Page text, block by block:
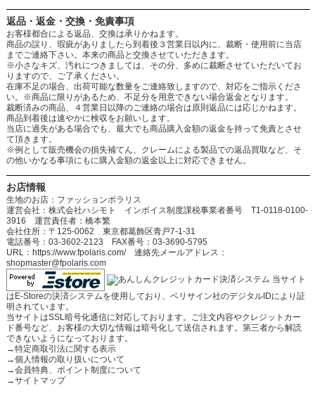
返品・返金・交換・免責事項
お客様都合による返品、交換は承りかねます。
商品の誤り、瑕疵がありましたら到着後３営業日以内に、裁断・使用前に当店
までご連絡下さい。本来の商品と交換させていただきます。
※小さなキズ、汚れにつきましては、その分、多めに裁断させていただいてお
りますので、ご了承ください。
在庫不足の場合、出荷可能な数量をご連絡致しますので、対応をご指示くださ
い。※商品に限りがあるため、不足分を用意できない場合返金となります。
裁断済みの商品、４営業日以降のご連絡の場合は原則返品には応じかねます。
商品到着後は速やかに検収をお願いします。
当店に過失がある場合でも、最大でも商品購入金額の返金を持って免責とさせ
て頂きます。
※例として販売機会の損失補てん、クレームによる製品での返品買取など、そ
の他いかなる事項にもに購入金額の返金以上に対応できません。
お店情報
生地のお店：ファッションポラリス
運営会社：株式会社ハシモト インボイス制度課税事業者番号 T1-0118-0100-
3916 運営責任者：橋本繁
会社住所：〒125-0062 東京都葛飾区青戸7-1-31
電話番号：03-3602-2123 FAX番号：03-3690-5795
URL：https://www.fpolaris.com/ 連絡先メールアドレス：
shopmaster@fpolaris.com
当サイト
はE-Storeの決済システムを使用しており、ベリサイン社のデジタルIDにより証
明されています。
当サイトはSSL暗号化通信に対応しております。ご注文内容やクレジットカー
ド番号など、お客様の大切な情報は暗号化して送信されます。第三者から解読
できないようになっております。
→特定商取引法に関する表示
→個人情報の取り扱いについて
→会員特典、ポイント制度について
→サイトマップ